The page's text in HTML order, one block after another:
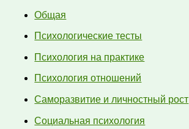
Общая
Психологические тесты
Психология на практике
Психология отношений
Саморазвитие и личностный рост
Социальная психология